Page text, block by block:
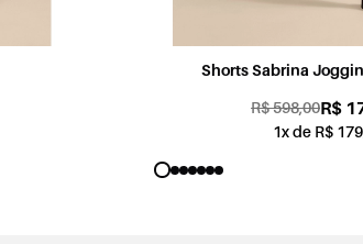
Shorts Sabrina Jogging Color Rosa
R$ 179,00